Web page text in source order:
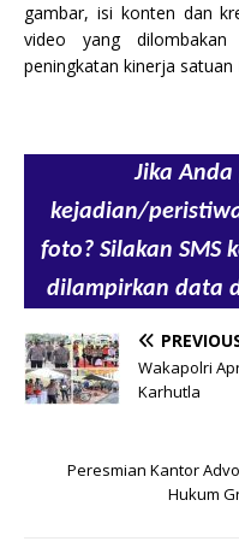
gambar, isi konten dan
video yang
peningkatan kinerja satuan
Jika
kejadian/
foto? Silakan SMS
dilampirkan data
Wakapolri
Karhutla
Peresmian Kantor
Hukum